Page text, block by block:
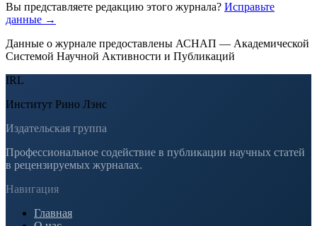
Вы представляете редакцию этого журнала? Исправьте
данные →
Данные о журнале предоставлены АСНАП — Академической
Системой Научной Активности и Публикаций
IRL
Институт Рино Лэнс
Издательская группа
Профессиональное содействие в публикации научных статей
в рецензируемых журналах.
Навигация
Главная